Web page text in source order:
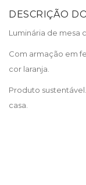
DESCRIÇÃO
Luminária de mesa
Com armação em
cor laranja.
Produto
casa.